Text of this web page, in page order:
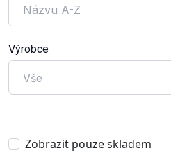
Názvu A-Z
Výrobce
Vše
Zobrazit pouze skladem